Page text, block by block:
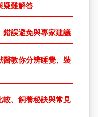
疑難解答
誤避免與專家建議
教你分辨睡覺、裝
較、飼養秘訣與常見